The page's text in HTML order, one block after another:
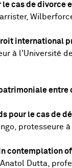
le cas de divorce
international
à l'Université
entre
pour le cas de
protesseure
contemplation
Dutta,